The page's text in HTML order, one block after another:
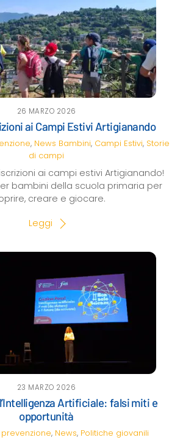
26 MARZO 2026
ai Campi Estivi Artigianando
, News Bambini, Campi Estivi, Storie
di campi
ai campi estivi Artigianando!
bambini della scuola primaria per
creare e giocare.
Leggi
23 MARZO 2026
Artificiale: falsi miti e
opportunità
, News, Politiche giovanili